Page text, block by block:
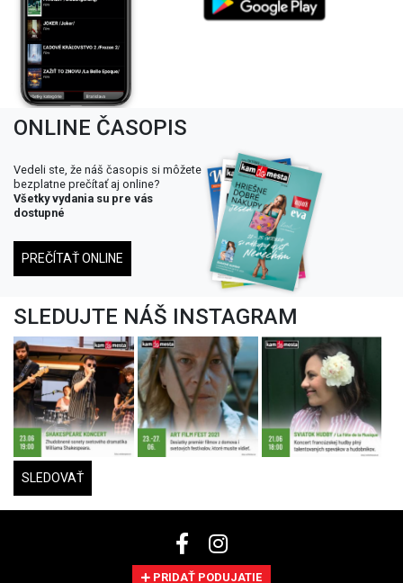
ONLINE ČASOPIS
Vedeli ste, že náš časopis si môžete
bezplatne prečítať aj online?
Všetky vydania su pre vás
dostupné
PREČÍTAŤ ONLINE
SLEDUJTE NÁŠ INSTAGRAM
SLEDOVAŤ
PRIDAŤ PODUJATIE